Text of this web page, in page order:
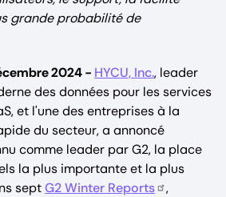
grande probabilité de
2024 - HYCU, Inc., leader
des données pour les services
et l'une des entreprises à la
du secteur, a annoncé
comme leader par G2, la place
la plus importante et la plus
septG2 Winter Reports
,